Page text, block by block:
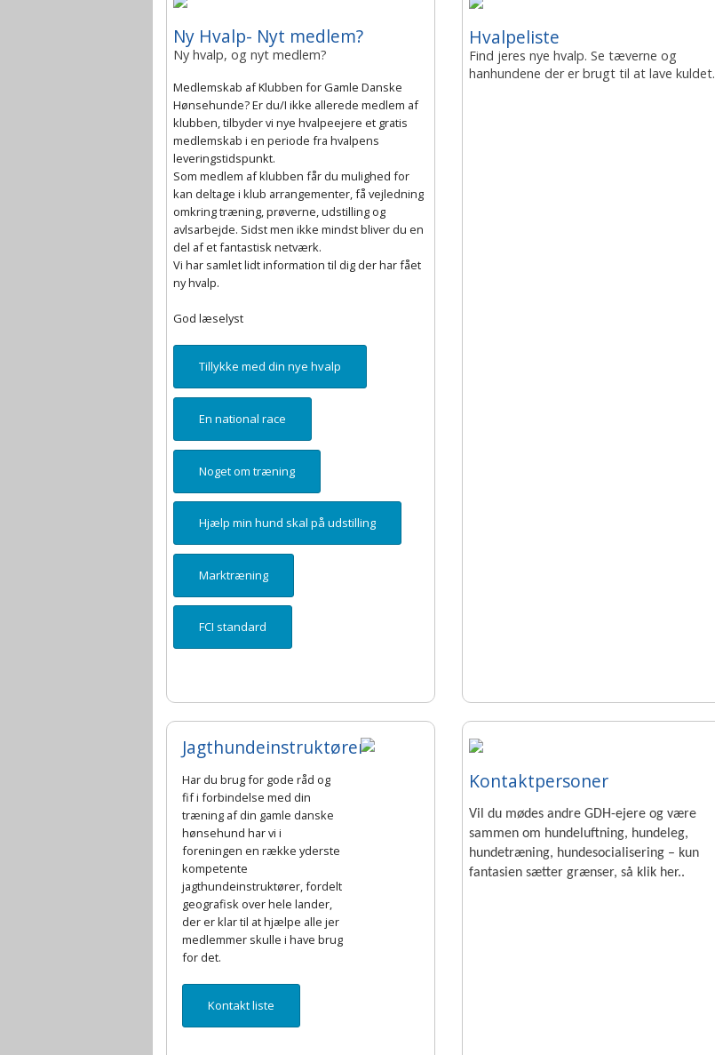
Kontakt avlsrådet
Ny Hvalp- Nyt medlem?
Ny hvalp, og nyt medlem?
Medlemskab af Klubben for Gamle Danske
Hønsehunde? Er du/I ikke allerede medlem af
klubben, tilbyder vi nye hvalpeejere et gratis
medlemskab i en periode fra hvalpens
leveringstidspunkt.
Som medlem af klubben får du mulighed for
kan deltage i klub arrangementer, få vejledning
omkring træning, prøverne, udstilling og
avlsarbejde. Sidst men ikke mindst bliver du en
del af et fantastisk netværk.
Vi har samlet lidt information til dig der har fået
ny hvalp.
God læselyst
Tillykke med din nye hvalp
En national race
Noget om træning
Hjælp min hund skal på udstilling
Marktræning
FCI standard
Hvalpeliste
Find jeres nye hvalp. Se tæverne og
hanhundene der er brugt til at lave kuldet.
Jagthundeinstruktører
Har du brug for gode råd og
fif i forbindelse med din
træning af din gamle danske
hønsehund har vi i
foreningen en række yderste
kompetente
jagthundeinstruktører, fordelt
geografisk over hele lander,
der er klar til at hjælpe alle jer
medlemmer skulle i have brug
for det.
Kontakt liste
Kontaktpersoner
Vil du mødes andre GDH-ejere og være
sammen om hundeluftning, hundeleg,
hundetræning, hundesocialisering – kun
fantasien sætter grænser, så klik her..